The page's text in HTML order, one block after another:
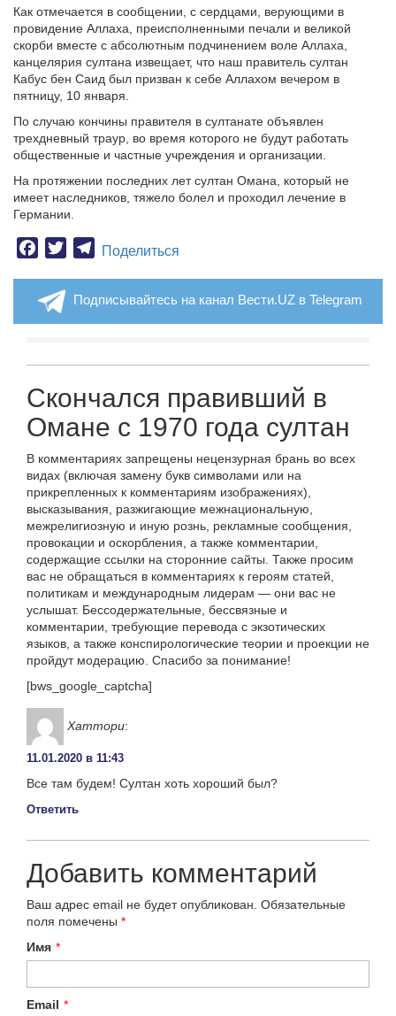
Как отмечается в сообщении, с сердцами, верующими в
провидение Аллаха, преисполненными печали и великой
скорби вместе с абсолютным подчинением воле Аллаха,
канцелярия султана извещает, что наш правитель султан
Кабус бен Саид был призван к себе Аллахом вечером в
пятницу, 10 января.
По случаю кончины правителя в султанате объявлен
трехдневный траур, во время которого не будут работать
общественные и частные учреждения и организации.
На протяжении последних лет султан Омана, который не
имеет наследников, тяжело болел и проходил лечение в
Германии.
Facebook
TwitterTelegram
Поделиться
Подписывайтесь на канал Вести.UZ в Telegram
Скончался правивший в
Омане с 1970 года султан
В комментариях запрещены нецензурная брань во всех
видах (включая замену букв символами или на
прикрепленных к комментариям изображениях),
высказывания, разжигающие межнациональную,
межрелигиозную и иную рознь, рекламные сообщения,
провокации и оскорбления, а также комментарии,
содержащие ссылки на сторонние сайты. Также просим
вас не обращаться в комментариях к героям статей,
политикам и международным лидерам — они вас не
услышат. Бессодержательные, бессвязные и
комментарии, требующие перевода с экзотических
языков, а также конспирологические теории и проекции не
пройдут модерацию. Спасибо за понимание!
[bws_google_captcha]
Хаттори:
11.01.2020 в 11:43
Все там будем! Султан хоть хороший был?
Ответить
Добавить комментарий
Ваш адрес email не будет опубликован. Обязательные
поля помечены *
Имя *
Email *